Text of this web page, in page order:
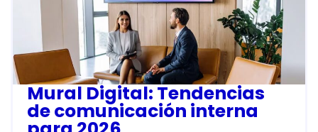
Mural Digital: Tendencias
de comunicación interna